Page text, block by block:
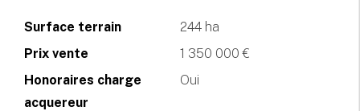
Surface terrain
244 ha
Prix vente
1 350 000 €
Honoraires charge
acquereur
Oui